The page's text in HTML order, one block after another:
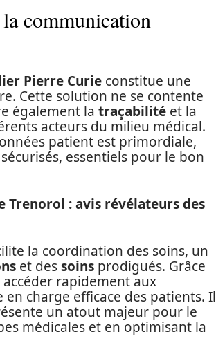
communication
Pierre Curie constitue une
Cette solution ne se contente
également la traçabilité et la
acteurs du milieu médical.
patient est primordiale,
essentiels pour le bon
Trenorol : avis révélateurs des
la coordination des soins, un
et dessoins prodigués. Grâce
rapidement aux
charge efficace des patients. Il
un atout majeur pour le
médicales et en optimisant la